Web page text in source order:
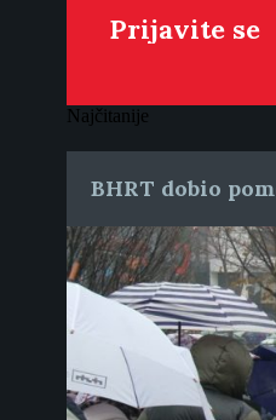
Najčitanije
BHRT dobio